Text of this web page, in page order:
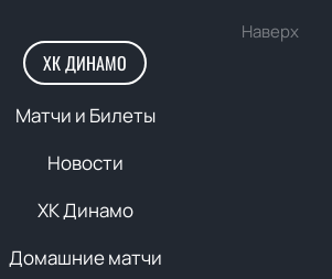
Наверх
ХК ДИНАМО
Матчи и Билеты
Новости
ХК Динамо
Домашние матчи